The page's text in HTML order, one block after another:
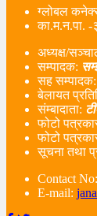
ग्लोबल
का.म.न.पा. -
अध्यक्ष/
सम्पादक:
सह सम्पादक:
बेलायत
संम्बादाता:
फोटो
फोटो
सूचना तथा
Contact No:
E-mail: